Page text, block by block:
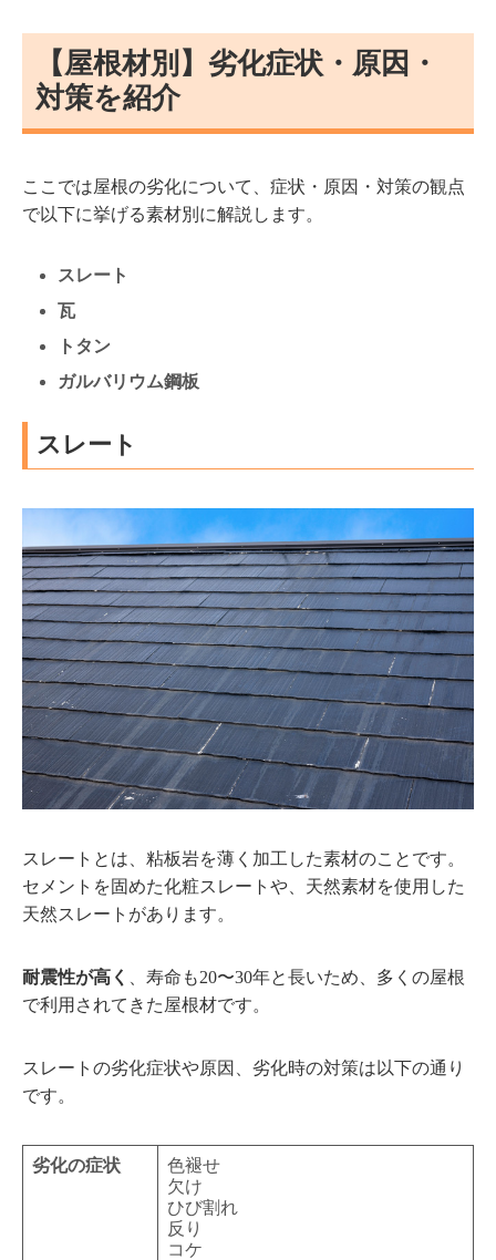
【屋根材別】劣化症状・原因・
対策を紹介
ここでは屋根の劣化について、症状・原因・対策の観点
で以下に挙げる素材別に解説します。
スレート
瓦
トタン
ガルバリウム鋼板
スレート
スレートとは、粘板岩を薄く加工した素材のことです。
セメントを固めた化粧スレートや、天然素材を使用した
天然スレートがあります。
耐震性が高く
、寿命も20〜30年と長いため、多くの屋根
で利用されてきた屋根材です。
スレートの劣化症状や原因、劣化時の対策は以下の通り
です。
劣化の症状
色褪せ
欠け
ひび割れ
反り
コケ